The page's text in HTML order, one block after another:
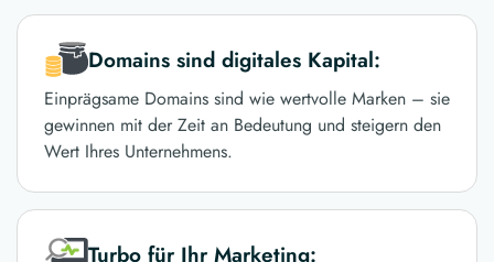
Domains sind digitales Kapital:
Einprägsame Domains sind wie wertvolle Marken – sie
gewinnen mit der Zeit an Bedeutung und steigern den
Wert Ihres Unternehmens.
Turbo für Ihr Marketing: